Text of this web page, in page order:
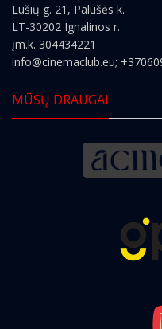
Lūšių g. 21, Palūšės k.
LT-30202 Ignalinos r.
įm.k. 304434221
info@cinemaclub.eu;
MŪSŲ DRAUGAI